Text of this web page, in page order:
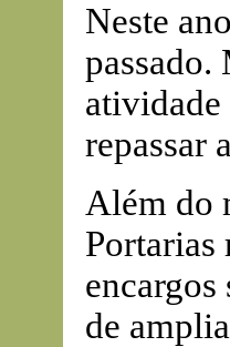
Neste
passado.
atividade
repassar
Além do
encargos
de